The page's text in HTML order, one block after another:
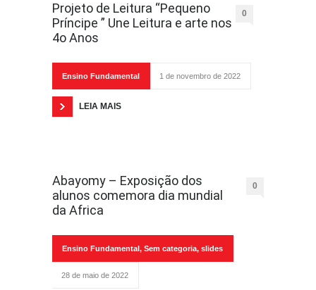
Projeto de Leitura “Pequeno
Príncipe ” Une Leitura e arte nos
4o Anos
0
Ensino Fundamental 1 de novembro de 2022
LEIA MAIS
Abayomy – Exposição dos
alunos comemora dia mundial
da Africa
0
Ensino Fundamental, Sem categoria, slides
28 de maio de 2022